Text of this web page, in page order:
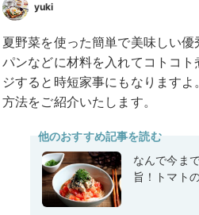
yuki
夏野菜を使った簡単で美味しい
パンなどに材料を入れてコトコ
ジすると時短家事にもなります
方法をご紹介いたします。
他のおすすめ記事を読む
なんで今ま
旨！トマト